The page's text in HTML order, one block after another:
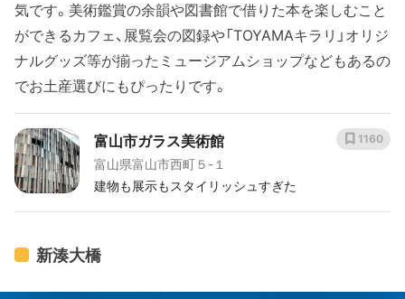
気です。美術鑑賞の余韻や図書館で借りた本を楽しむこと
ができるカフェ、展覧会の図録や「TOYAMAキラリ」オリジ
ナルグッズ等が揃ったミュージアムショップなどもあるの
でお土産選びにもぴったりです。
富山市ガラス美術館
富山県富山市西町５-１
建物も展示もスタイリッシュすぎた
1160
新湊大橋